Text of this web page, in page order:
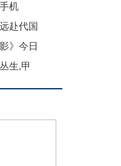
机
赴代国
》今日
生,甲